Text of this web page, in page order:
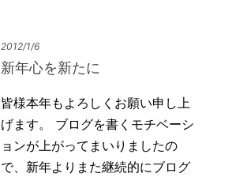
2012/1/6
新年心を新たに
皆様本年もよろしくお願い申し上
げます。 ブログを書くモチベーシ
ョンが上がってまいりましたの
で、新年よりまた継続的にブログ